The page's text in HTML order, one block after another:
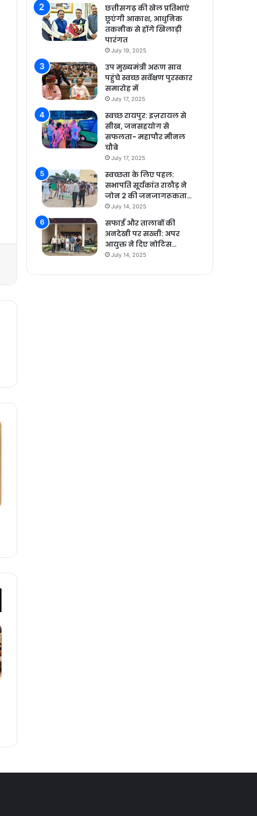
छत्तीसगढ़ की खेल प्रतिभाएं
छूएंगी आकाश, आधुनिक
तकनीक से होंगे खिलाड़ी
पारंगत
July 19, 2025
उप मुख्यमंत्री अरुण साव
पहुंचे स्वच्छ सर्वेक्षण पुरस्कार
समारोह में
July 17, 2025
स्वच्छ रायपुर: इज़रायल से
सीख, जनसहयोग से
सफलता- महापौर मीनल
चौबे
July 17, 2025
स्वच्छता के लिए पहल:
सभापति सूर्यकांत राठौड़ ने
जोन 2 की जनजागरूकता…
July 14, 2025
सफाई और तालाबों की
अनदेखी पर सख्ती: अपर
आयुक्त ने दिए नोटिस…
July 14, 2025